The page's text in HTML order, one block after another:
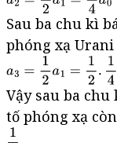
Sau ba chu kì
phóng xạ Urani
Vậy sau ba
tố phóng xạ